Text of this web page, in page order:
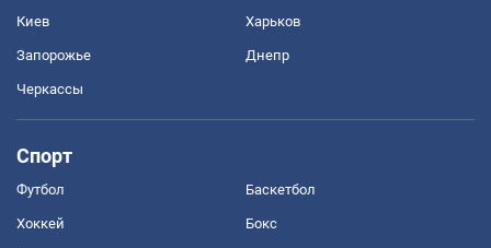
Киев Харьков
Запорожье Днепр
Черкассы
Спорт
Футбол Баскетбол
Хоккей Бокс